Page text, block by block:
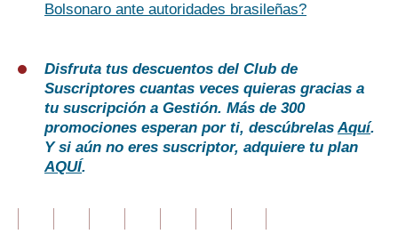
Bolsonaro ante autoridades brasileñas?
Disfruta tus descuentos del Club de
Suscriptores cuantas veces quieras gracias a
tu suscripción a Gestión. Más de 300
promociones esperan por ti, descúbrelasAquí.
Y si aún no eres suscriptor, adquiere tu plan
AQUÍ.